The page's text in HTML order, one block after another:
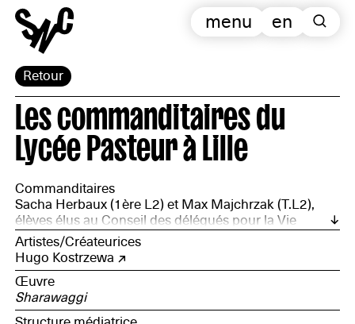
Retour
en
menu
Les commanditaires du
Lycée Pasteur à Lille
Commanditaires
Sacha Herbaux (1ère L2) et Max Majchrzak (T.L2),
élèves élus au Conseil des délégués pour la Vie
Lycéenne ; Mathilde Lanier, Estelle Cocquempot, Till
Delphini, Nicolas Markovic, Gwendoline Cornille,
Anna Flamen, Lucille Lemaire, Cécile Vandeplas, Flore
Teneul, Camille Goddon, Sonia Lohez, Margaux Van
Caeneghem, Jeanne Jamin, Cléophée Sauvillers, Luz
Desliens, élèves de 1ère L2, option arts plastiques en
Artistes/Créateurices
Hugo Kostrzewa
Œuvre
Sharawaggi